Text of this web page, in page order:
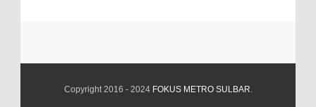
Copyright 2016 - 2024 FOKUS METRO SULBAR